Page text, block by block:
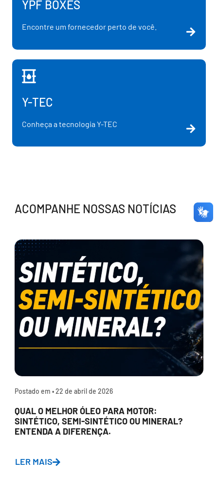
YPF BOXES
Encontre um fornecedor perto de você.
Y-TEC
Conheça a tecnologia Y-TEC
ACOMPANHE NOSSAS NOTÍCIAS
Postado em •22 de abril de 2026
QUAL O MELHOR ÓLEO PARA MOTOR:
SINTÉTICO, SEMI-SINTÉTICO OU MINERAL?
ENTENDA A DIFERENÇA.
LER MAIS